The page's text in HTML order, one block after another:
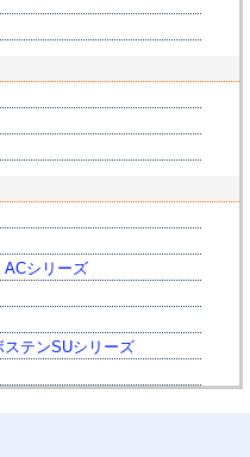
シリーズ
テンSUシリーズ